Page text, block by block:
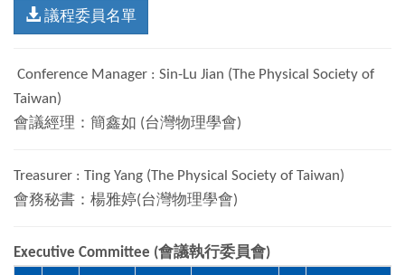
議程委員名單
Conference Manager : Sin-Lu Jian (The Physical Society of
Taiwan)
會議經理：簡鑫如 (台灣物理學會)
Treasurer : Ting Yang (The Physical Society of Taiwan)
會務秘書：楊雅婷(台灣物理學會)
Executive Committee (會議執行委員會)